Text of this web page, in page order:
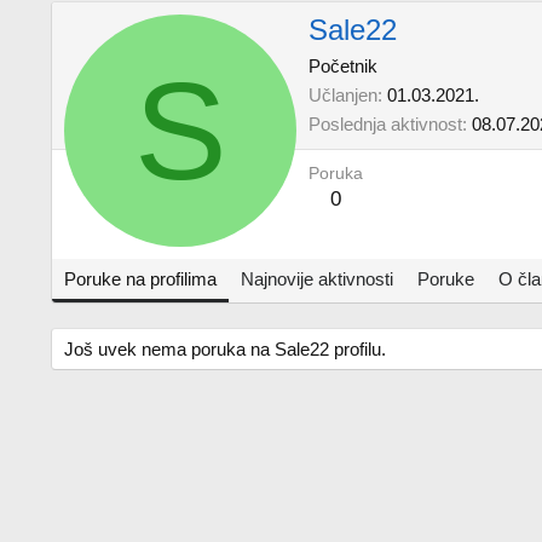
S
Sale22
Početnik
Učlanjen 01.03.2021.
Poslednja aktivnost
Poruka
0
Poruke na profilima Najnovije aktivnosti Poruke O
Još uvek nema poruka na Sale22 profilu.